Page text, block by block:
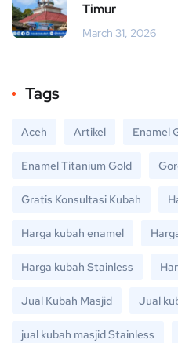
Timur
March 31, 2026
Tags
Aceh Artikel Enamel
Enamel Titanium Gold
Gratis Konsultasi Kubah
Harga kubah enamel
Harga kubah Stainless
Jual Kubah Masjid Jual
jual kubah masjid Stainless